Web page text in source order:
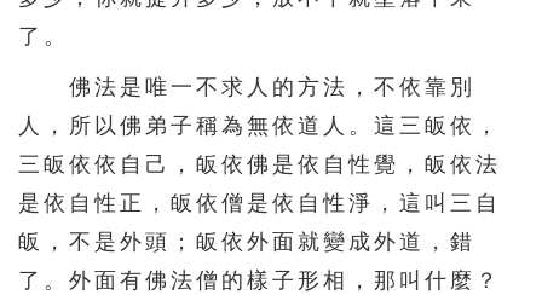
了。
佛法是唯一不求人的方法，不依靠別
人，所以佛弟子稱為無依道人。這三皈依，
三皈依依自己，皈依佛是依自性覺，皈依法
是依自性正，皈依僧是依自性淨，這叫三自
皈，不是外頭；皈依外面就變成外道，錯
了。外面有佛法僧的樣子形相，那叫什麼？